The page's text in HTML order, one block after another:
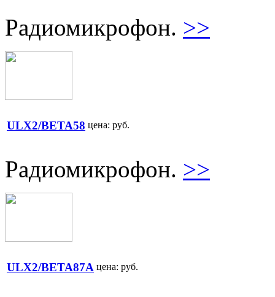
Радиомикрофон. >>
ULX2/BETA58 цена: руб.
Радиомикрофон. >>
ULX2/BETA87A цена: руб.